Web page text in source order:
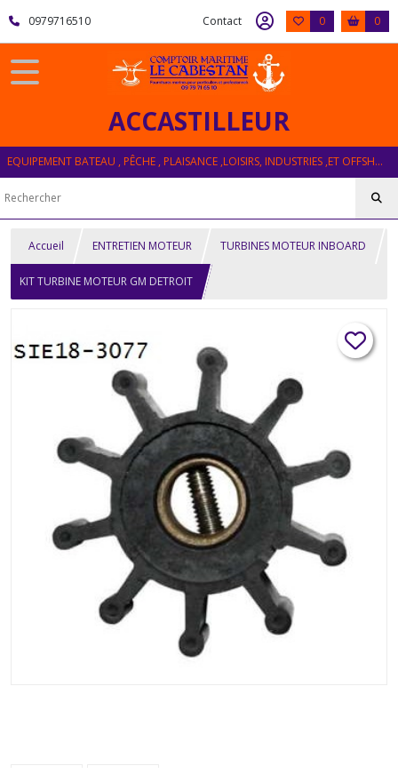
0979716510 Contact 0 0
ACCASTILLEUR
EQUIPEMENT BATEAU , PÊCHE , PLAISANCE ,LOISIRS, INDUSTRIES ,ET OFFSHORE
Accueil ENTRETIEN MOTEUR TURBINES MOTEUR INBOARD
KIT TURBINE MOTEUR GM DETROIT